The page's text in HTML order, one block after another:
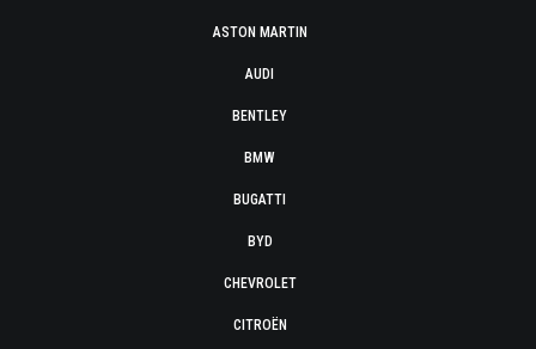
ASTON MARTIN
AUDI
BENTLEY
BMW
BUGATTI
BYD
CHEVROLET
CITROËN